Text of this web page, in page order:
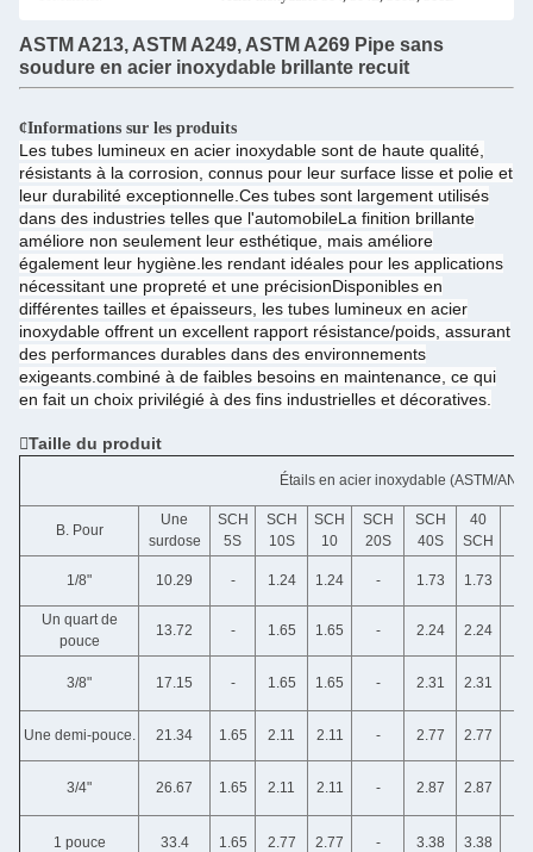
ASTM A213, ASTM A249, ASTM A269 Pipe sans
soudure en acier inoxydable brillante recuit
¢Informations sur les produits
Les tubes lumineux en acier inoxydable sont de haute qualité,
résistants à la corrosion, connus pour leur surface lisse et polie et
leur durabilité exceptionnelle.Ces tubes sont largement utilisés
dans des industries telles que l'automobileLa finition brillante
améliore non seulement leur esthétique, mais améliore
également leur hygiène.les rendant idéales pour les applications
nécessitant une propreté et une précisionDisponibles en
différentes tailles et épaisseurs, les tubes lumineux en acier
inoxydable offrent un excellent rapport résistance/poids, assurant
des performances durables dans des environnements
exigeants.combiné à de faibles besoins en maintenance, ce qui
en fait un choix privilégié à des fins industrielles et décoratives.
Taille du produit
Étails en acier inoxydable (ASTM/
B. Pour
Une
surdose
SCH
5S
SCH
10S
SCH
10
SCH
20S
SCH
40S
40
SCH
1/8" 10.29 - 1.24 1.24 - 1.73 1.73
Un quart de
pouce
13.72 - 1.65 1.65 - 2.24 2.24
3/8" 17.15 - 1.65 1.65 - 2.31 2.31
Une demi-pouce. 21.34 1.65 2.11 2.11 - 2.77 2.77
3/4" 26.67 1.65 2.11 2.11 - 2.87 2.87
1 pouce 33.4 1.65 2.77 2.77 - 3.38 3.38